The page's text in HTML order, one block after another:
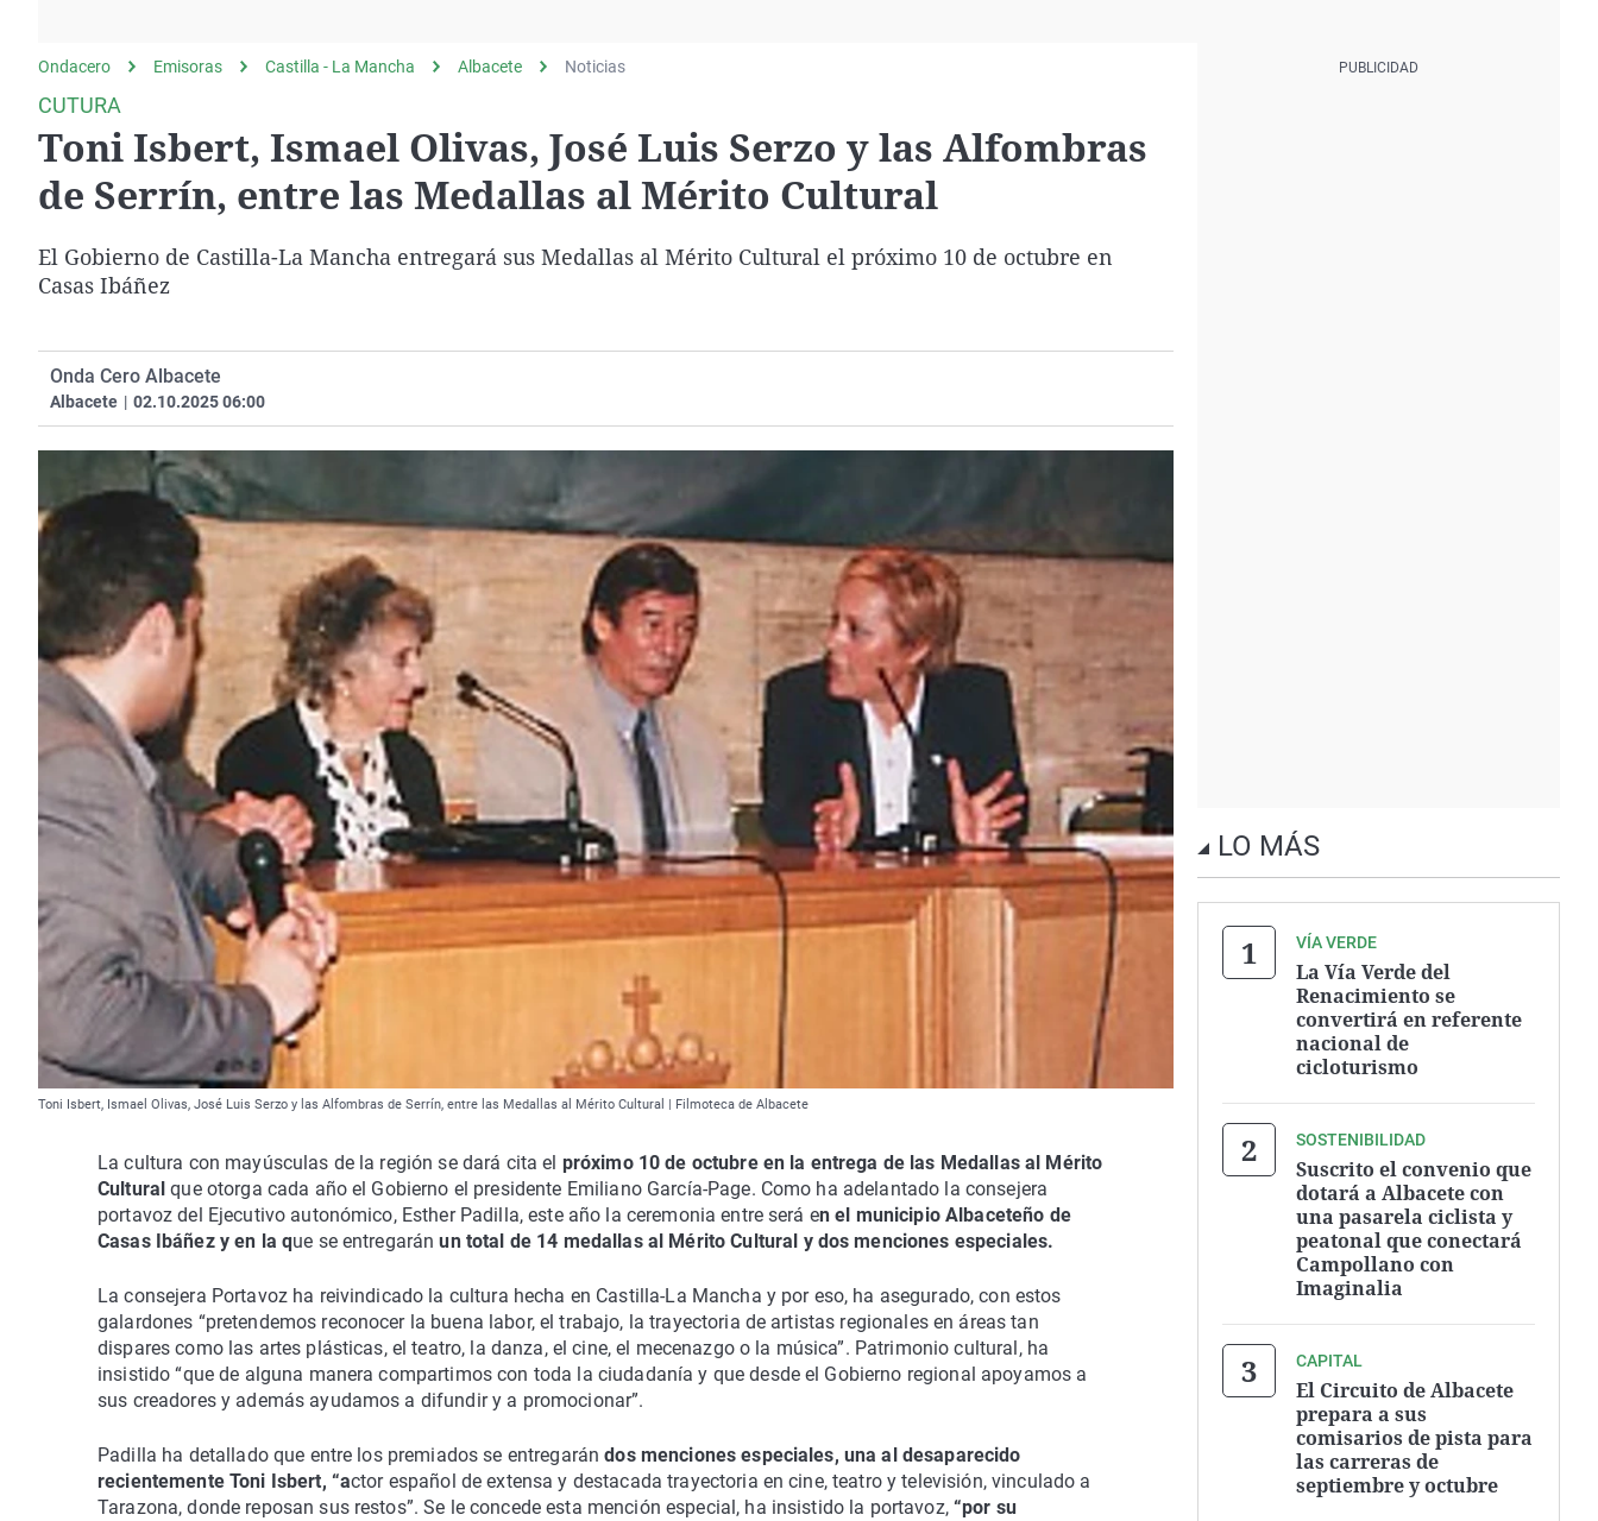
Operación Viuda
Negra
Navarra
Ondacero Emisoras Castilla - La Mancha Albacete Noticias
CUTURA
Toni Isbert, Ismael Olivas, José Luis Serzo y las Alfombras
de Serrín, entre las Medallas al Mérito Cultural
El Gobierno de Castilla-La Mancha entregará sus Medallas al Mérito Cultural el próximo 10 de octubre en
Casas Ibáñez
Onda Cero Albacete
Albacete | 02.10.2025 06:00
Toni Isbert, Ismael Olivas, José Luis Serzo y las Alfombras de Serrín, entre las Medallas al Mérito Cultural | Filmoteca de Albacete
La cultura con mayúsculas de la región se dará cita el próximo 10 de octubre en la entrega de las Medallas al Mérito
Cultural que otorga cada año el Gobierno el presidente Emiliano García-Page. Como ha adelantado la consejera
portavoz del Ejecutivo autonómico, Esther Padilla, este año la ceremonia entre será en el municipio Albaceteño de
Casas Ibáñez y en la que se entregaránun total de 14 medallas al Mérito Cultural y dos menciones especiales.
La consejera Portavoz ha reivindicado la cultura hecha en Castilla-La Mancha y por eso, ha asegurado, con estos
galardones “pretendemos reconocer la buena labor, el trabajo, la trayectoria de artistas regionales en áreas tan
dispares como las artes plásticas, el teatro, la danza, el cine, el mecenazgo o la música”. Patrimonio cultural, ha
insistido “que de alguna manera compartimos con toda la ciudadanía y que desde el Gobierno regional apoyamos a
sus creadores y además ayudamos a difundir y a promocionar”.
Padilla ha detallado que entre los premiados se entregarándos menciones especiales, una al desaparecido
recientemente Toni Isbert, “actor español de extensa y destacada trayectoria en cine, teatro y televisión, vinculado a
Tarazona, donde reposan sus restos”. Se le concede esta mención especial, ha insistido la portavoz,“por su
LO MÁS
VÍA VERDE
La Vía Verde del
Renacimiento se
convertirá en referente
nacional de
cicloturismo
SOSTENIBILIDAD
Suscrito el convenio que
dotará a Albacete con
una pasarela ciclista y
peatonal que conectará
Campollano con
Imaginalia
CAPITAL
El Circuito de Albacete
prepara a sus
comisarios de pista para
las carreras de
septiembre y octubre